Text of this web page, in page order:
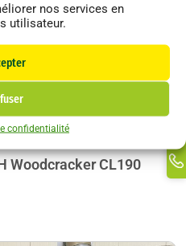
nos services en
utilisateur.
confidentialité
Woodcracker CL190